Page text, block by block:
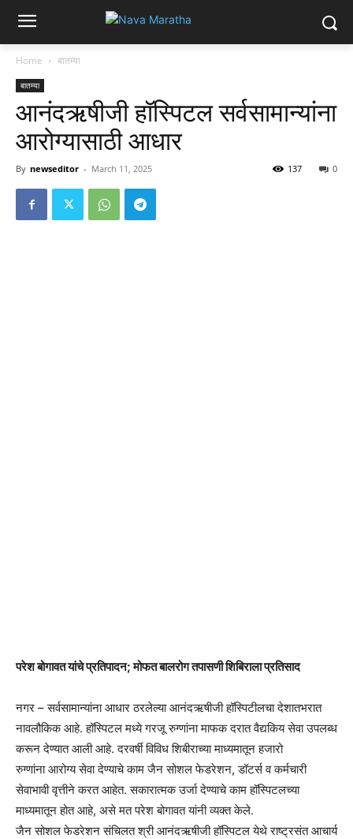
Home बातम्या
बातम्या
आनंदऋषीजी हॉस्पिटल सर्वसामान्यांना
आरोग्यासाठी आधार
By newseditor - March 11, 2025 0
137
परेश बोगावत यांचे प्रतिपादन; मोफत बालरोग तपासणी शिबिराला प्रतिसाद
नगर – सर्वसामान्यांना आधार ठरलेल्या आनंदऋषीजी हॉस्पिटीलचा देशातभरात
नावलौकिक आहे. हॉस्पिटल मध्ये गरजू रुग्णांना माफक दरात वैद्यकिय सेवा उपलब्ध
करून देण्यात आली आहे. दरवर्षी विविध शिबीराच्या माध्यमातून हजारो
रुग्णांना आरोग्य सेवा देण्याचे काम जैन सोशल फेडरेशन, डॉटर्स व कर्मचारी
सेवाभावी वृत्तीने करत आहेत. सकारात्मक उर्जा देण्याचे काम हॉस्पिटलच्या
माध्यमातून होत आहे, असे मत परेश बोगावत यांनी व्यक्त केले.
जैन सोशल फेडरेशन संचिलत श्री आनंदऋषीजी हॉस्पिटल येथे राष्ट्रसंत आचार्य